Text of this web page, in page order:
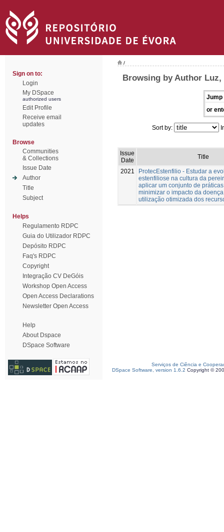
Sign on to:
Login
My DSpace
authorized users
Edit Profile
Receive email
updates
Browse
Communities
& Collections
Issue Date
Author
Title
Subject
Helps
Regulamento RDPC
Guia do Utilizador RDPC
Depósito RDPC
Faq's RDPC
Copyright
Integração CV DeGóis
Workshop Open Access
Open Access Declarations
Newsletter Open Access
Help
About Dspace
DSpace Software
/
Browsing by Author Luz,
Jump
or
Sort by:
Issue
Date
Title
2021
ProtecEstenfilio - Estudar a
estenfiliose na cultura da
aplicar um conjunto de
minimizar o impacto da
utilização otimizada dos
Serviços de Ciência e
DSpace Software, version 1.6.2 Copyright ©